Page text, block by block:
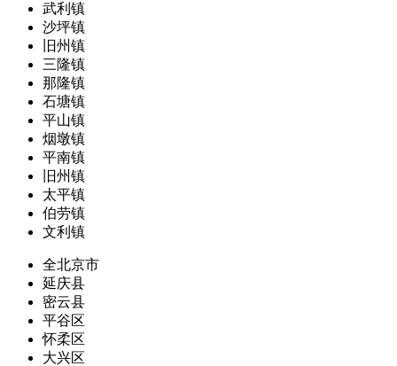
武利镇
沙坪镇
旧州镇
三隆镇
那隆镇
石塘镇
平山镇
烟墩镇
平南镇
旧州镇
太平镇
伯劳镇
文利镇
全北京市
延庆县
密云县
平谷区
怀柔区
大兴区